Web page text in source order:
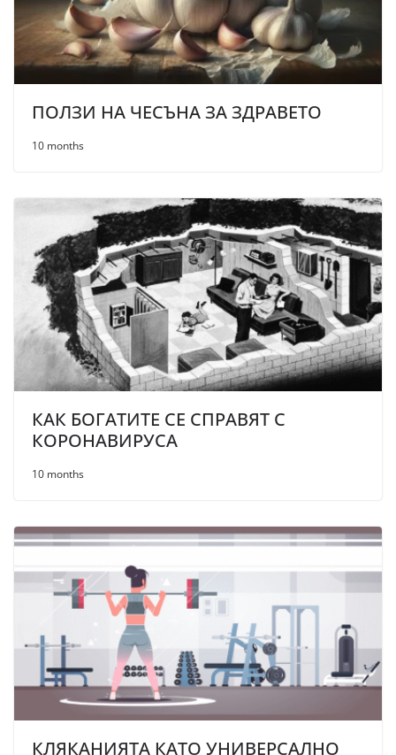
ПОЛЗИ НА ЧЕСЪНА ЗА ЗДРАВЕТО
10 months
КАК БОГАТИТЕ СЕ СПРАВЯТ С
КОРОНАВИРУСА
10 months
КЛЯКАНИЯТА КАТО УНИВЕРСАЛНО